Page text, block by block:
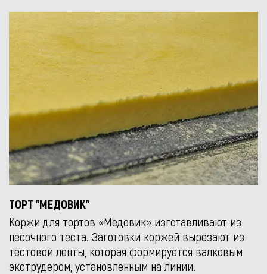
ТОРТ "МЕДОВИК"
Коржи для тортов «Медовик» изготавливают из
песочного теста. Заготовки коржей вырезают из
тестовой ленты, которая формируется валковым
экструдером, установленным на линии.